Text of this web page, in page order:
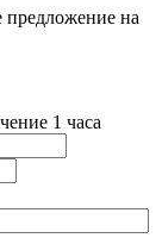
предложение на
1 часа